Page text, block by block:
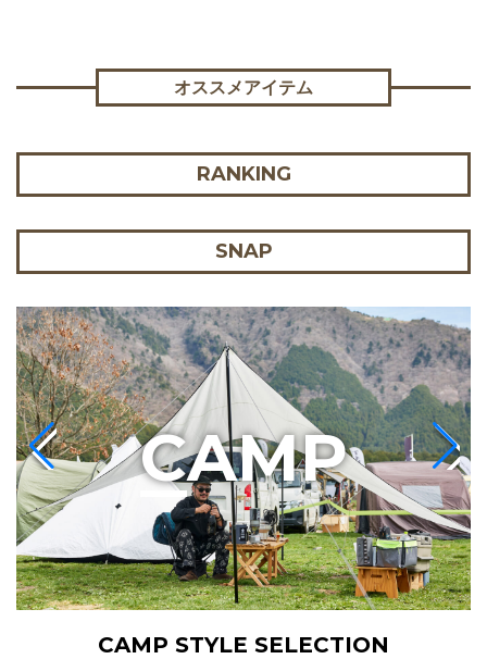
オススメアイテム
RANKING
SNAP
CAMP STYLE SELECTION
CAMP